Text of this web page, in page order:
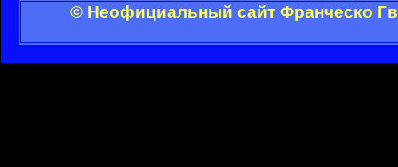
© Неофициальный сайт Франческо